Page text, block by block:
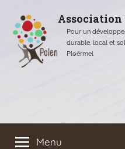
contenu
Association
Pour un
durable, local et
Ploërmel
Menu